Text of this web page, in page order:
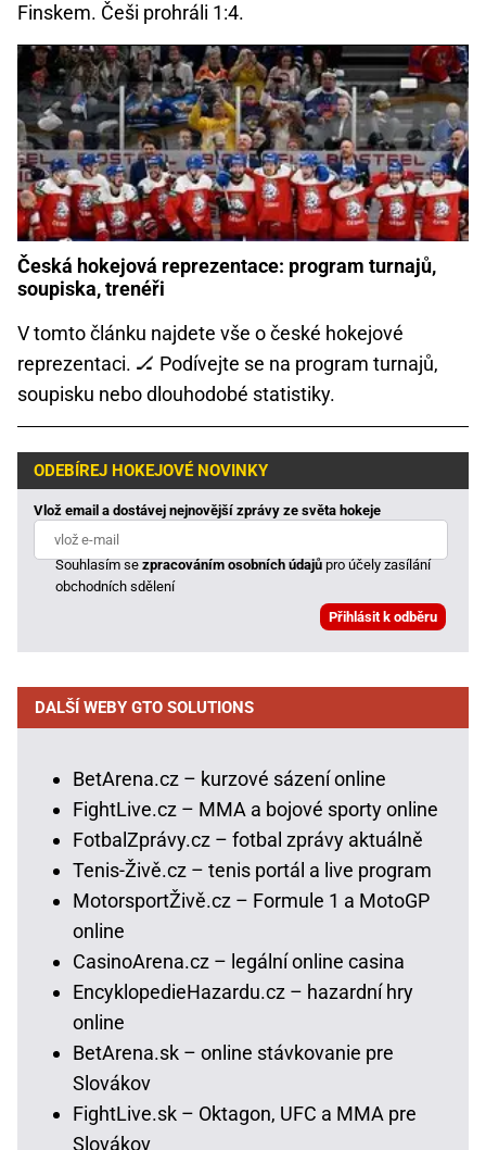
Finskem. Češi prohráli 1:4.
Česká hokejová reprezentace: program turnajů,
soupiska, trenéři
V tomto článku najdete vše o české hokejové
reprezentaci. 🏒 Podívejte se na program turnajů,
soupisku nebo dlouhodobé statistiky.
ODEBÍREJ HOKEJOVÉ NOVINKY
Vlož email a dostávej nejnovější zprávy ze světa hokeje
Souhlasím sezpracováním osobních údajůpro účely zasílání
obchodních sdělení
DALŠÍ WEBY GTO SOLUTIONS
BetArena.cz – kurzové sázení online
FightLive.cz – MMA a bojové sporty online
FotbalZprávy.cz – fotbal zprávy aktuálně
Tenis-Živě.cz – tenis portál a live program
MotorsportŽivě.cz – Formule 1 a MotoGP
online
CasinoArena.cz – legální online casina
EncyklopedieHazardu.cz – hazardní hry
online
BetArena.sk – online stávkovanie pre
Slovákov
FightLive.sk – Oktagon, UFC a MMA pre
Slovákov